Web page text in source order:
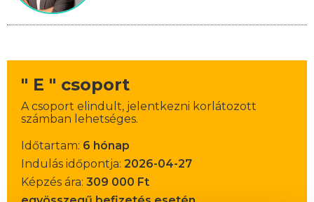
" E " csoport
A csoport elindult, jelentkezni korlátozott
számban lehetséges.
Időtartam: 6 hónap
Indulás időpontja: 2026-04-27
Képzés ára: 309 000 Ft